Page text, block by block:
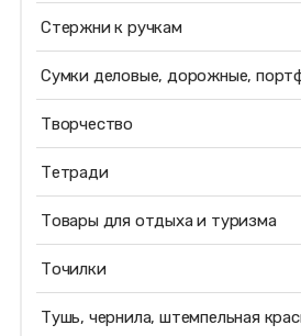
Стержни к ручкам
Сумки деловые, дорожные,
Творчество
Тетради
Товары для отдыха и туризма
Точилки
Тушь, чернила, штемпельная